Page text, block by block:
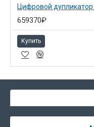
659370₽
Купить